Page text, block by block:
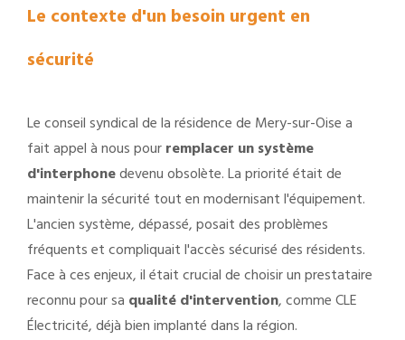
Le contexte d'un besoin urgent en
sécurité
Le conseil syndical de la résidence de Mery-sur-Oise a
fait appel à nous pourremplacer un système
d'interphonedevenu obsolète. La priorité était de
maintenir la sécurité tout en modernisant l'équipement.
L'ancien système, dépassé, posait des problèmes
fréquents et compliquait l'accès sécurisé des résidents.
Face à ces enjeux, il était crucial de choisir un prestataire
reconnu pour sa qualité d'intervention, comme CLE
Électricité, déjà bien implanté dans la région.